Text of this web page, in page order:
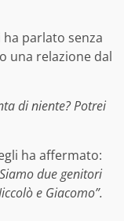
parlato senza
una relazione dal
di niente? Potrei
ha affermato:
due genitori
e Giacomo”.